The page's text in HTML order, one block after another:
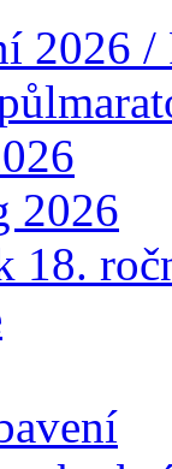
2026 /
2026
18.